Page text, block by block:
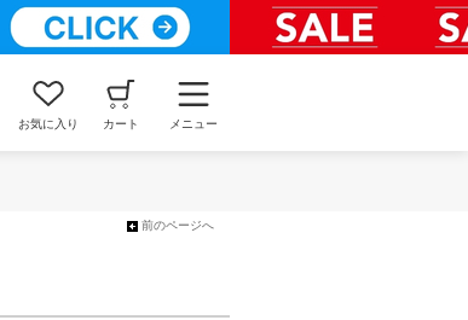
お気に入り カート メニュー
前のページへ